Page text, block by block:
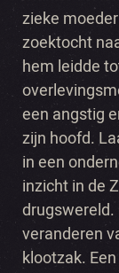
zieke
zoektocht
hem leidde
een angstig
zijn hoofd.
in een
inzicht in de
drugswereld.
veranderen
klootzak.